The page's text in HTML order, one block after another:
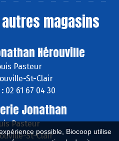
possible, Biocoop utilise
autres magasins
Hérouville
Pasteur
St-Clair
02 61 67 04 30
Jonathan
Pasteur
St-Clair